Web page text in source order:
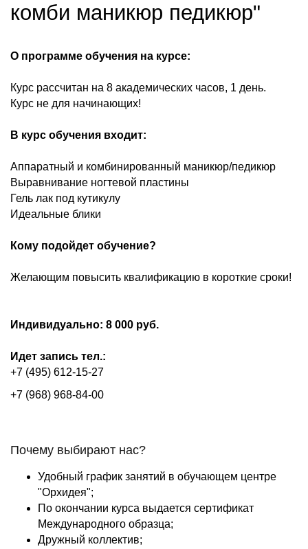
комби маникюр педикюр"
О программе обучения на курсе:
Курс рассчитан на 8 академических часов, 1 день.
Курс не для начинающих!
В курс обучения входит:
Аппаратный и комбинированный маникюр/педикюр
Выравнивание ногтевой пластины
Гель лак под кутикулу
Идеальные блики
Кому подойдет обучение?
Желающим повысить квалификацию в короткие сроки!
Индивидуально: 8 000 руб.
Идет запись тел.:
+7 (495) 612-15-27
+7 (968) 968-84-00
Почему выбирают нас?
Удобный график занятий в обучающем центре
"Орхидея";
По окончании курса выдается сертификат
Международного образца;
Дружный коллектив;